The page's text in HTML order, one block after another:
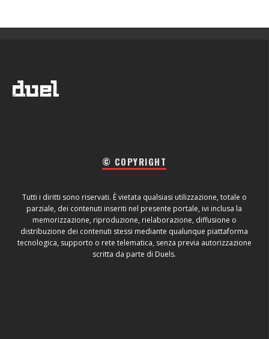
© COPYRIGHT
Tutti i diritti sono riservati. È vietata qualsiasi utilizzazione, totale o
parziale, dei contenuti inseriti nel presente portale, ivi inclusa la
memorizzazione, riproduzione, rielaborazione, diffusione o
distribuzione dei contenuti stessi mediante qualunque piattaforma
tecnologica, supporto o rete telematica, senza previa autorizzazione
scritta da parte di Duels.